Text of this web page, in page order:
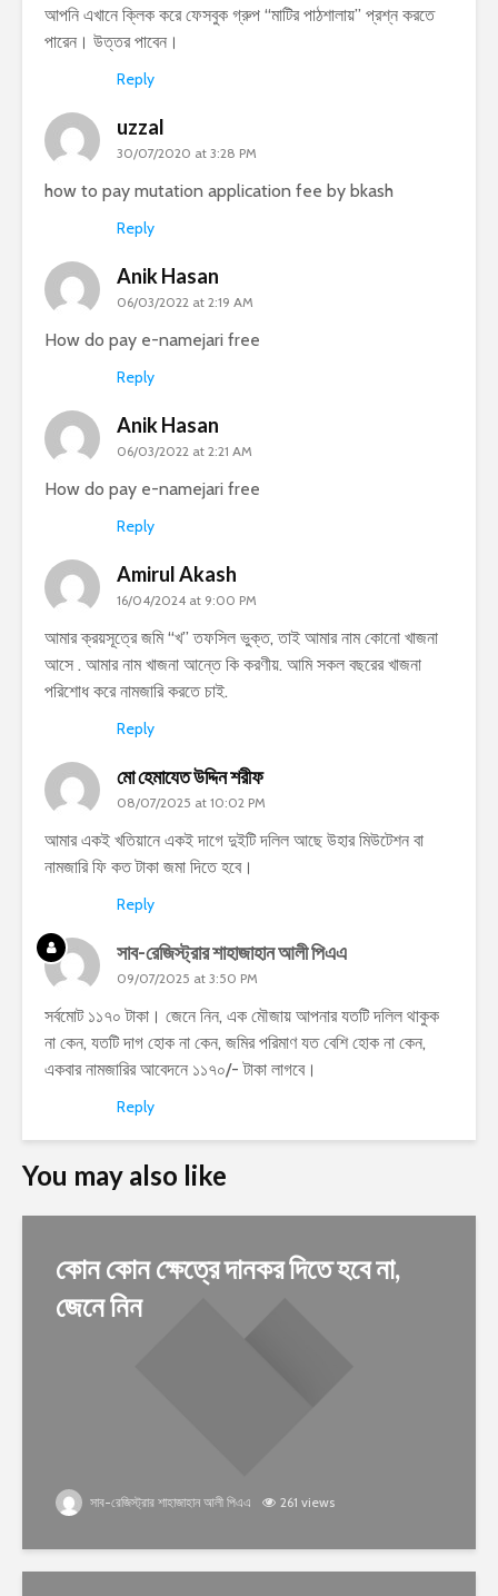
আপনি এখানে ক্লিক করে ফেসবুক গ্রুপ “মাটির পাঠশালায়” প্রশ্ন করতে
পারেন। উত্তর পাবেন।
Reply
uzzal
30/07/2020 at 3:28 PM
how to pay mutation application fee by bkash
Reply
Anik Hasan
06/03/2022 at 2:19 AM
How do pay e-namejari free
Reply
Anik Hasan
06/03/2022 at 2:21 AM
How do pay e-namejari free
Reply
Amirul Akash
16/04/2024 at 9:00 PM
আমার ক্রয়সূত্রে জমি “খ” তফসিল ভুক্ত, তাই আমার নাম কোনো খাজনা
আসে . আমার নাম খাজনা আন্তে কি করণীয়. আমি সকল বছরের খাজনা
পরিশোধ করে নামজারি করতে চাই.
Reply
মো হেমাযেত উদ্দিন শরীফ
08/07/2025 at 10:02 PM
আমার একই খতিয়ানে একই দাগে দুইটি দলিল আছে উহার মিউটেশন বা
নামজারি ফি কত টাকা জমা দিতে হবে।
Reply
সাব-রেজিস্ট্রার শাহাজাহান আলী পিএএ
09/07/2025 at 3:50 PM
সর্বমোট ১১৭০ টাকা। জেনে নিন, এক মৌজায় আপনার যতটি দলিল থাকুক
না কেন, যতটি দাগ হোক না কেন, জমির পরিমাণ যত বেশি হোক না কেন,
একবার নামজারির আবেদনে ১১৭০/- টাকা লাগবে।
Reply
You may also like
কোন কোন ক্ষেত্রে দানকর দিতে হবে না,
জেনে নিন
সাব-রেজিস্ট্রার শাহাজাহান আলী পিএএ 261 views